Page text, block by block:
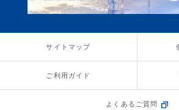
サイトマップ
ご利用ガイド
よくあるご質問